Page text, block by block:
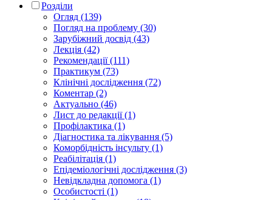
Розділи
Огляд (139)
Погляд на проблему (30)
Зарубіжний досвід (43)
Лекція (42)
Рекомендації (111)
Практикум (73)
Клінічні дослідження (72)
Коментар (2)
Актуально (46)
Лист до редакції (1)
Профілактика (1)
Діагностика та лікування (5)
Коморбідність інсульту (1)
Реабілітація (1)
Епідеміологічні дослідження (3)
Невідкладна допомога (1)
Особистості (1)